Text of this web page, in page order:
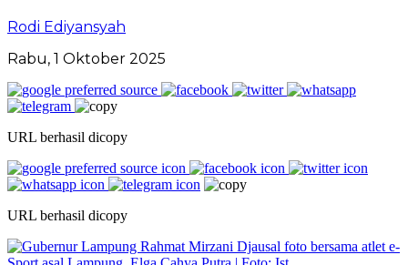
Rodi Ediyansyah
Rabu, 1 Oktober 2025
URL berhasil dicopy
URL berhasil dicopy